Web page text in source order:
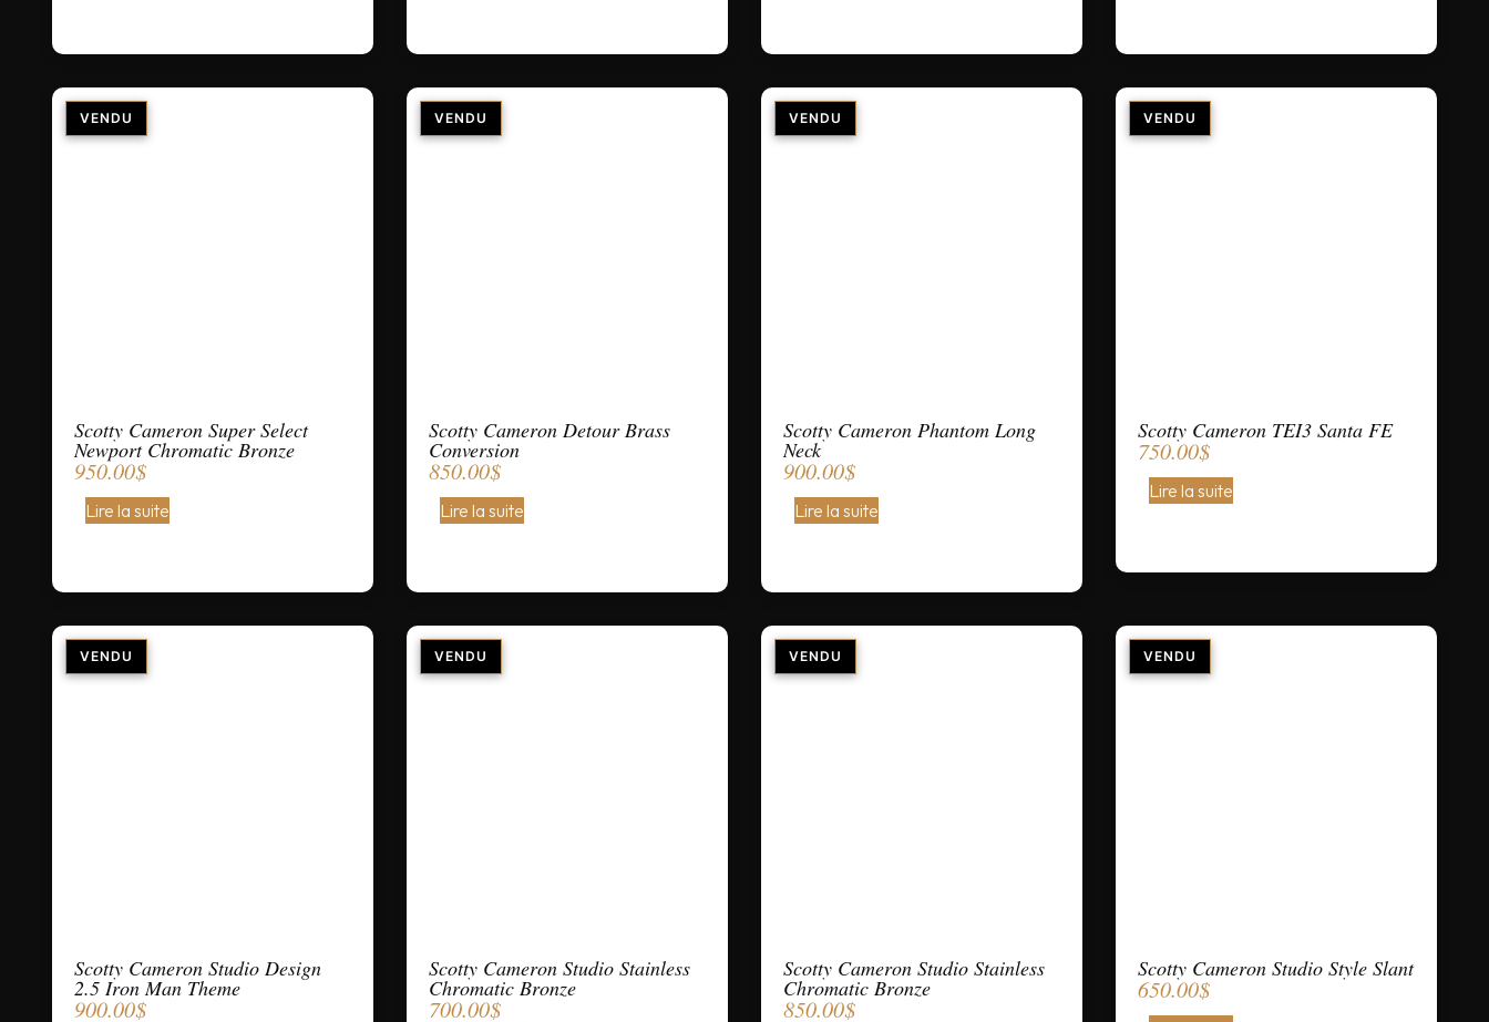
Scotty Cameron Super Select
Newport Chromatic Bronze
950.00$
Lire la suite
Scotty Cameron Detour Brass
Conversion
850.00$
Lire la suite
Scotty Cameron Phantom Long
Neck
900.00$
Lire la suite
Scotty Cameron TEI3 Santa FE
750.00$
Lire la suite
Scotty Cameron Studio Design
2.5 Iron Man Theme
900.00$
Scotty Cameron Studio Stainless
Chromatic Bronze
700.00$
Scotty Cameron Studio Stainless
Chromatic Bronze
850.00$
Scotty Cameron Studio Style Slant
650.00$